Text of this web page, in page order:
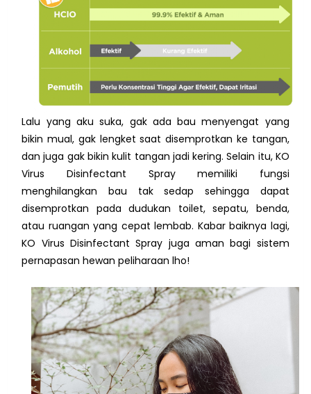
Lalu yang aku suka, gak ada bau menyengat yang
bikin mual, gak lengket saat disemprotkan ke tangan,
dan juga gak bikin kulit tangan jadi kering. Selain itu, KO
Virus Disinfectant Spray memiliki fungsi
menghilangkan bau tak sedap sehingga dapat
disemprotkan pada dudukan toilet, sepatu, benda,
atau ruangan yang cepat lembab. Kabar baiknya lagi,
KO Virus Disinfectant Spray juga aman bagi sistem
pernapasan hewan peliharaan lho!